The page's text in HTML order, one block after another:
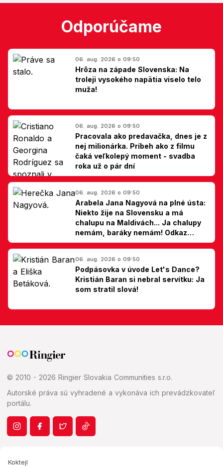
Odporúčame
06. aug. 2026 o 09:50
Hrôza na západe Slovenska: Na
troleji vysokého napätia viselo telo
muža!
06. aug. 2026 o 09:50
Pracovala ako predavačka, dnes je z
nej milionárka. Príbeh ako z filmu
čaká veľkolepý moment - svadba
roka už o pár dní
06. aug. 2026 o 09:50
Arabela Jana Nagyová na plné ústa:
Niekto žije na Slovensku a má
chalupu na Maldivách... Ja chalupy
nemám, baráky nemám! Odkaz
Slovákom
06. aug. 2026 o 09:50
Podpásovka v úvode Let's Dance?
Kristián Baran si nebral servítku: Ja
som stratil slová!
© 2010 - 2026 Ringier Slovakia Communities s.r.o.
Autorské práva sú vyhradené a vykonáva ich prevádzkovateľ
portálu.
Koktejl